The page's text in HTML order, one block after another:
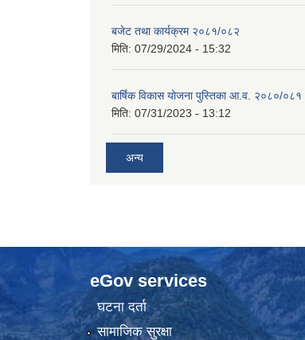
बजेट तथा कार्यक्रम २०८१/०८२
मिति: 07/29/2024 - 15:32
बार्षिक विकास योजना पुस्तिका आ.व. २०८०/०८१
मिति: 07/31/2023 - 13:12
अन्य
eGov services
घटना दर्ता
सामाजिक सुरक्षा